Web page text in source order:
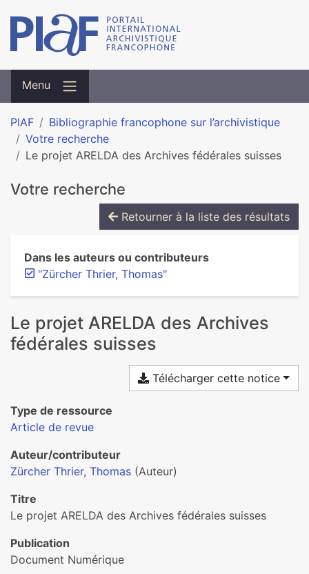
Menu
PIAF
Bibliographie francophone sur l’archivistique
Votre recherche
Le projet ARELDA des Archives fédérales suisses
Votre recherche
Retourner à la liste des résultats
Dans les auteurs ou contributeurs
"Zürcher Thrier, Thomas"
Le projet ARELDA des Archives
fédérales suisses
Télécharger cette notice
Type de ressource
Article de revue
Auteur/contributeur
Zürcher Thrier, Thomas (Auteur)
Titre
Le projet ARELDA des Archives fédérales suisses
Publication
Document Numérique